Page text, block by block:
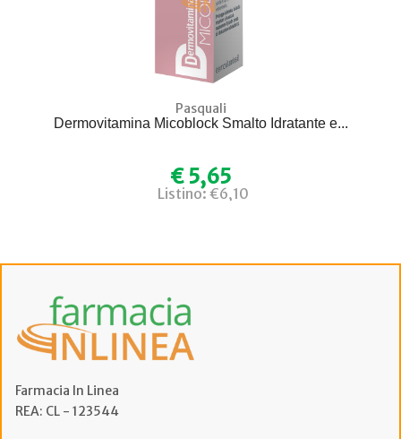
Pasquali
Dermovitamina Micoblock Smalto Idratante e...
€ 5,65
Listino: €6,10
Farmacia In Linea
REA: CL - 123544